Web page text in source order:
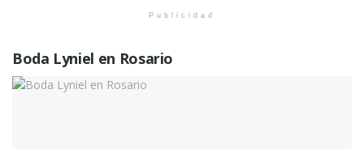
Publicidad
Boda Lyniel en Rosario